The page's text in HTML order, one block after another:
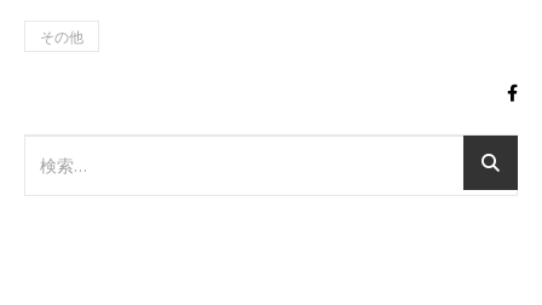
その他